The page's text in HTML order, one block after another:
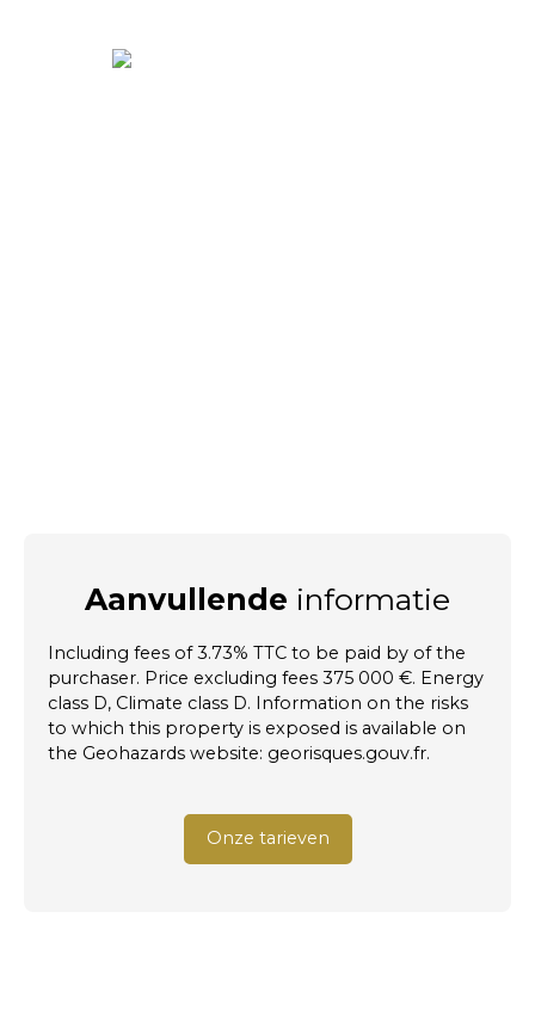
Aanvullende informatie
Including fees of 3.73% TTC to be paid by of the
purchaser. Price excluding fees 375 000 €. Energy
class D, Climate class D. Information on the risks
to which this property is exposed is available on
the Geohazards website: georisques.gouv.fr.
Onze tarieven